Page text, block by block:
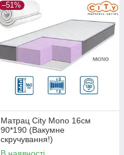
–51%
Матрац City Mono 16см
90*190 (Вакумне
скручування!)